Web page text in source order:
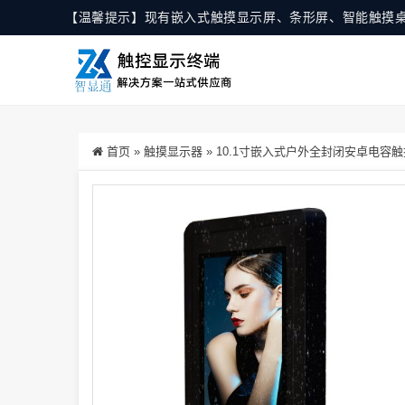
【温馨提示】现有嵌入式触摸显示屏、条形屏、智能触
首页 » 触摸显示器 » 10.1寸嵌入式户外全封闭安卓电容